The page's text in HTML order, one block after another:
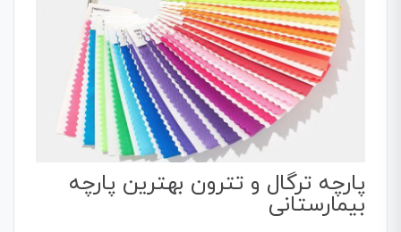
پارچه ترگال و تترون بهترین پارچه
بیمارستانی